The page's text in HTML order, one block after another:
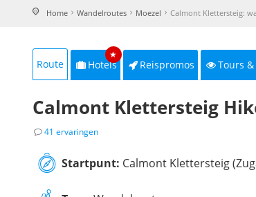
Home Wandelroutes Moezel Calmont Klettersteig:
Route Hotels
★
Reispromos Tours
Calmont Klettersteig
41 ervaringen
Startpunt: Calmont Klettersteig